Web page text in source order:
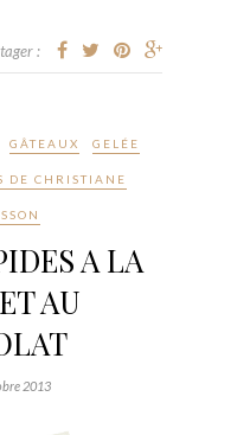
:
GÂTEAUX GELÉE
DE CHRISTIANE
A LA
AU
2013